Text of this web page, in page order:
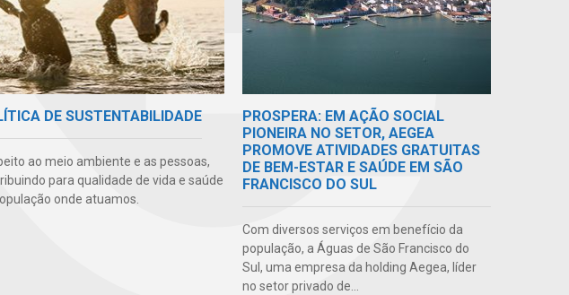
DE SUSTENTABILIDADE
ao meio ambiente e as pessoas,
para qualidade de vida e saúde
onde atuamos.
PROSPERA: EM AÇÃO SOCIAL
PIONEIRA NO SETOR, AEGEA
PROMOVE ATIVIDADES GRATUITAS
DE BEM-ESTAR E SAÚDE EM SÃO
FRANCISCO DO SUL
Com diversos serviços em benefício da
população, a Águas de São Francisco do
Sul, uma empresa da holding Aegea, líder
no setor privado de...